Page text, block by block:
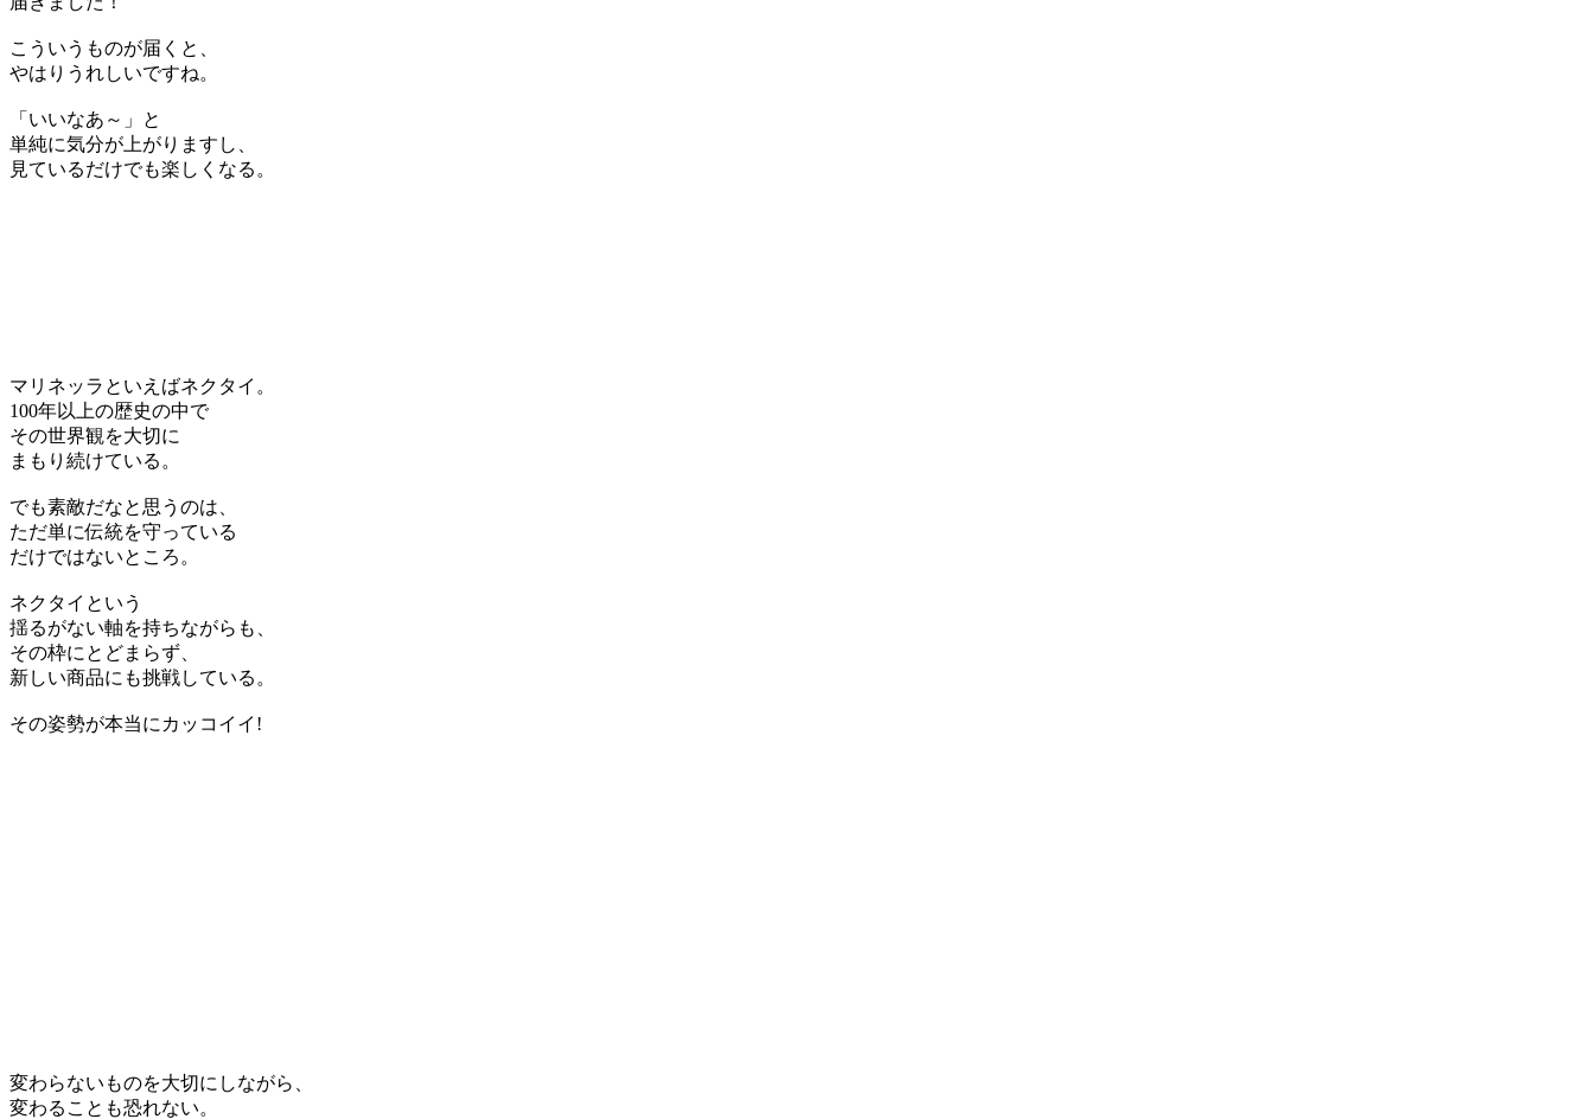
こういうものが届くと、
やはりうれしいですね。
「いいなあ～」と
単純に気分が上がりますし、
見ているだけでも楽しくなる。
マリネッラといえばネクタイ。
100年以上の歴史の中で
その世界観を大切に
まもり続けている。
でも素敵だなと思うのは、
ただ単に伝統を守っている
だけではないところ。
ネクタイという
揺るがない軸を持ちながらも、
その枠にとどまらず、
新しい商品にも挑戦している。
その姿勢が本当にカッコイイ!
変わらないものを大切にしながら、
変わることも恐れない。